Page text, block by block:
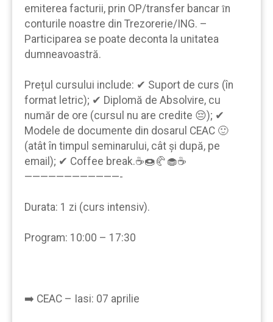
emiterea facturii, prin OP/transfer bancar ȋn
conturile noastre din Trezorerie/ING. –
Participarea se poate deconta la unitatea
dumneavoastră.
Prețul cursului include: ✔ Suport de curs (în
format letric); ✔ Diplomă de Absolvire, cu
număr de ore (cursul nu are credite 😔); ✔
Modele de documente din dosarul CEAC 🙂
(atât în timpul seminarului, cât şi după, pe
email); ✔ Coffee break.☕🍩🥐🧁☕
————————————-
Durata: 1 zi (curs intensiv).
Program: 10:00 – 17:30
➡️ CEAC – Iasi: 07 aprilie